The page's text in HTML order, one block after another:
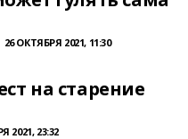
26 ОКТЯБРЯ 2021, 11:30
на старение
2021, 23:32